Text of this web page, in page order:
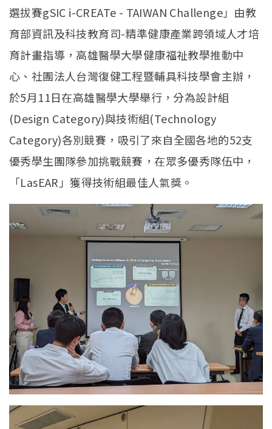
選拔賽gSIC i-CREATe - TAIWAN Challenge」由教
育部資訊及科技教育司-精準健康產業跨領域人才培
育計畫指導，高雄醫學大學健康福祉教學推動中
心、社團法人台灣復健工程暨輔具科技學會主辦，
於5月11日在高雄醫學大學舉行，分為設計組
(Design Category)與技術組(Technology
Category)各別競賽，吸引了來自全國各地的52支
優秀學生團隊參加挑戰競賽，在眾多優秀隊伍中，
「LasEAR」獲得技術組最佳人氣獎。